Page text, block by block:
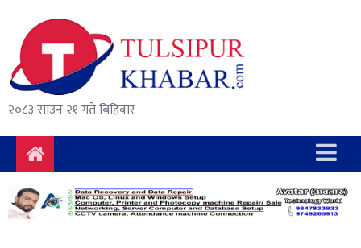
२०८३ साउन २१ गते बिहिवार
समाचार
राजनीति
सुरक्षा/
अपराध
दुर्घटना
विचार